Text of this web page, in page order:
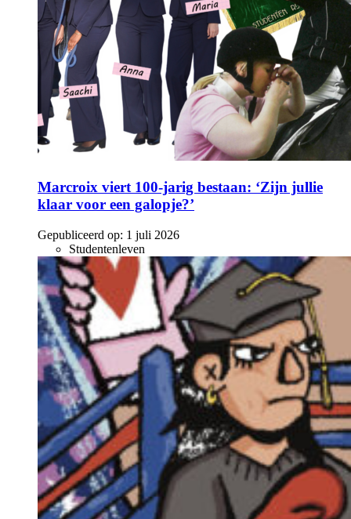
Marcroix viert 100-jarig bestaan: ‘Zijn jullie
klaar voor een galopje?’
Gepubliceerd op: 1 juli 2026
Studentenleven